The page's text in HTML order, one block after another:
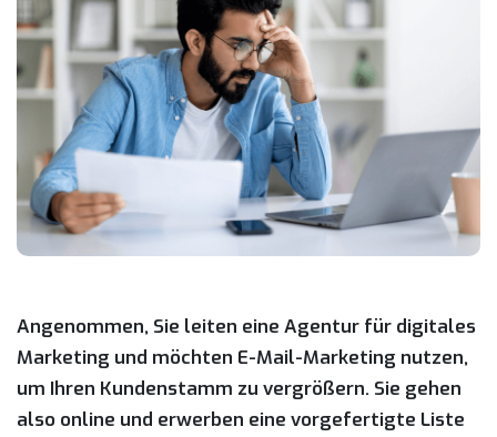
Angenommen, Sie leiten eine Agentur für digitales
Marketing und möchten E-Mail-Marketing nutzen,
um Ihren Kundenstamm zu vergrößern. Sie gehen
also online und erwerben eine vorgefertigte Liste